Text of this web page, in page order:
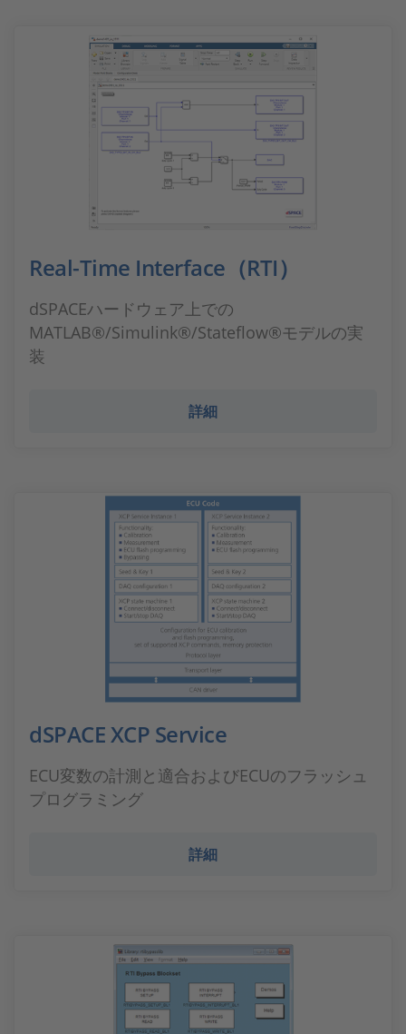
Real-Time Interface（RTI）
dSPACEハードウェア上での
MATLAB®/Simulink®/Stateflow®モデルの実
装
詳細
dSPACE XCP Service
ECU変数の計測と適合およびECUのフラッシュ
プログラミング
詳細